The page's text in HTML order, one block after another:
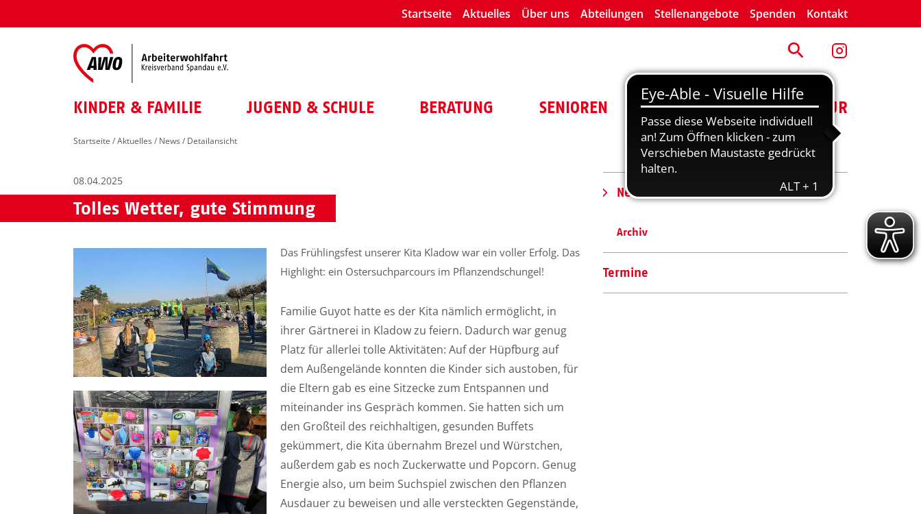
Startseite Aktuelles Über uns Abteilungen Stellenangebote Spenden Kontakt
KINDER & FAMILIE JUGEND & SCHULE BERATUNG SENIOREN ENGAGEMENT KULTUR
Startseite /Aktuelles / News / Detailansicht
08.04.2025
Tolles Wetter, gute Stimmung
Das Frühlingsfest unserer Kita Kladow war ein voller Erfolg. Das
Highlight: ein Ostersuchparcours im Pflanzendschungel!
Familie Guyot hatte es der Kita nämlich ermöglicht, in
ihrer Gärtnerei in Kladow zu feiern. Dadurch war genug
Platz für allerlei tolle Aktivitäten: Auf der Hüpfburg auf
dem Außengelände konnten die Kinder sich austoben, für
die Eltern gab es eine Sitzecke zum Entspannen und
miteinander ins Gespräch kommen. Sie hatten sich um
den Großteil des reichhaltigen, gesunden Buffets
gekümmert, die Kita übernahm Brezel und Würstchen,
außerdem gab es noch Zuckerwatte und Popcorn. Genug
Energie also, um beim Suchspiel zwischen den Pflanzen
Ausdauer zu beweisen und alle versteckten Gegenstände,
News
Archiv
Termine